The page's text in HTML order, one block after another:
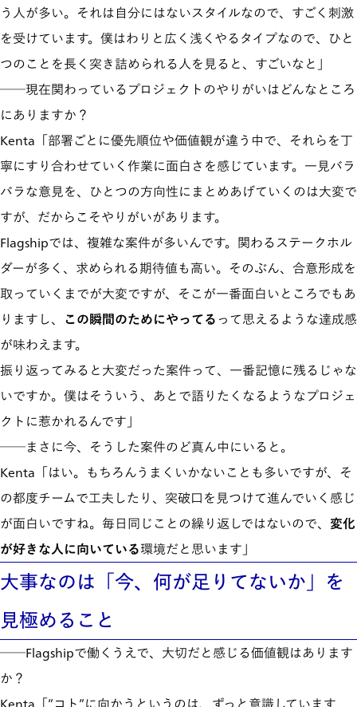
う人が多い。それは自分にはないスタイルなので、すごく刺激
を受けています。僕はわりと広く浅くやるタイプなので、ひと
つのことを長く突き詰められる人を見ると、すごいなと」
──現在関わっているプロジェクトのやりがいはどんなところ
にありますか？
Kenta「部署ごとに優先順位や価値観が違う中で、それらを丁
寧にすり合わせていく作業に面白さを感じています。一見バラ
バラな意見を、ひとつの方向性にまとめあげていくのは大変で
すが、だからこそやりがいがあります。
Flagshipでは、複雑な案件が多いんです。関わるステークホル
ダーが多く、求められる期待値も高い。そのぶん、合意形成を
取っていくまでが大変ですが、そこが一番面白いところでもあ
りますし、 この瞬間のためにやってるって思えるような達成感
が味わえます。
振り返ってみると大変だった案件って、一番記憶に残るじゃな
いですか。僕はそういう、あとで語りたくなるようなプロジェ
クトに惹かれるんです」
──まさに今、そうした案件のど真ん中にいると。
Kenta「はい。もちろんうまくいかないことも多いですが、そ
の都度チームで工夫したり、突破口を見つけて進んでいく感じ
が面白いですね。毎日同じことの繰り返しではないので、 変化
が好きな人に向いている環境だと思います」
大事なのは「今、何が足りてないか」を
見極めること
──Flagshipで働くうえで、大切だと感じる価値観はあります
か？